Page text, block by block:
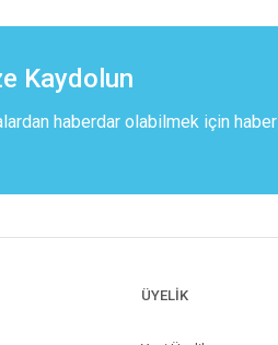
Kaydolun
haberdar olabilmek için haber
ÜYELİK